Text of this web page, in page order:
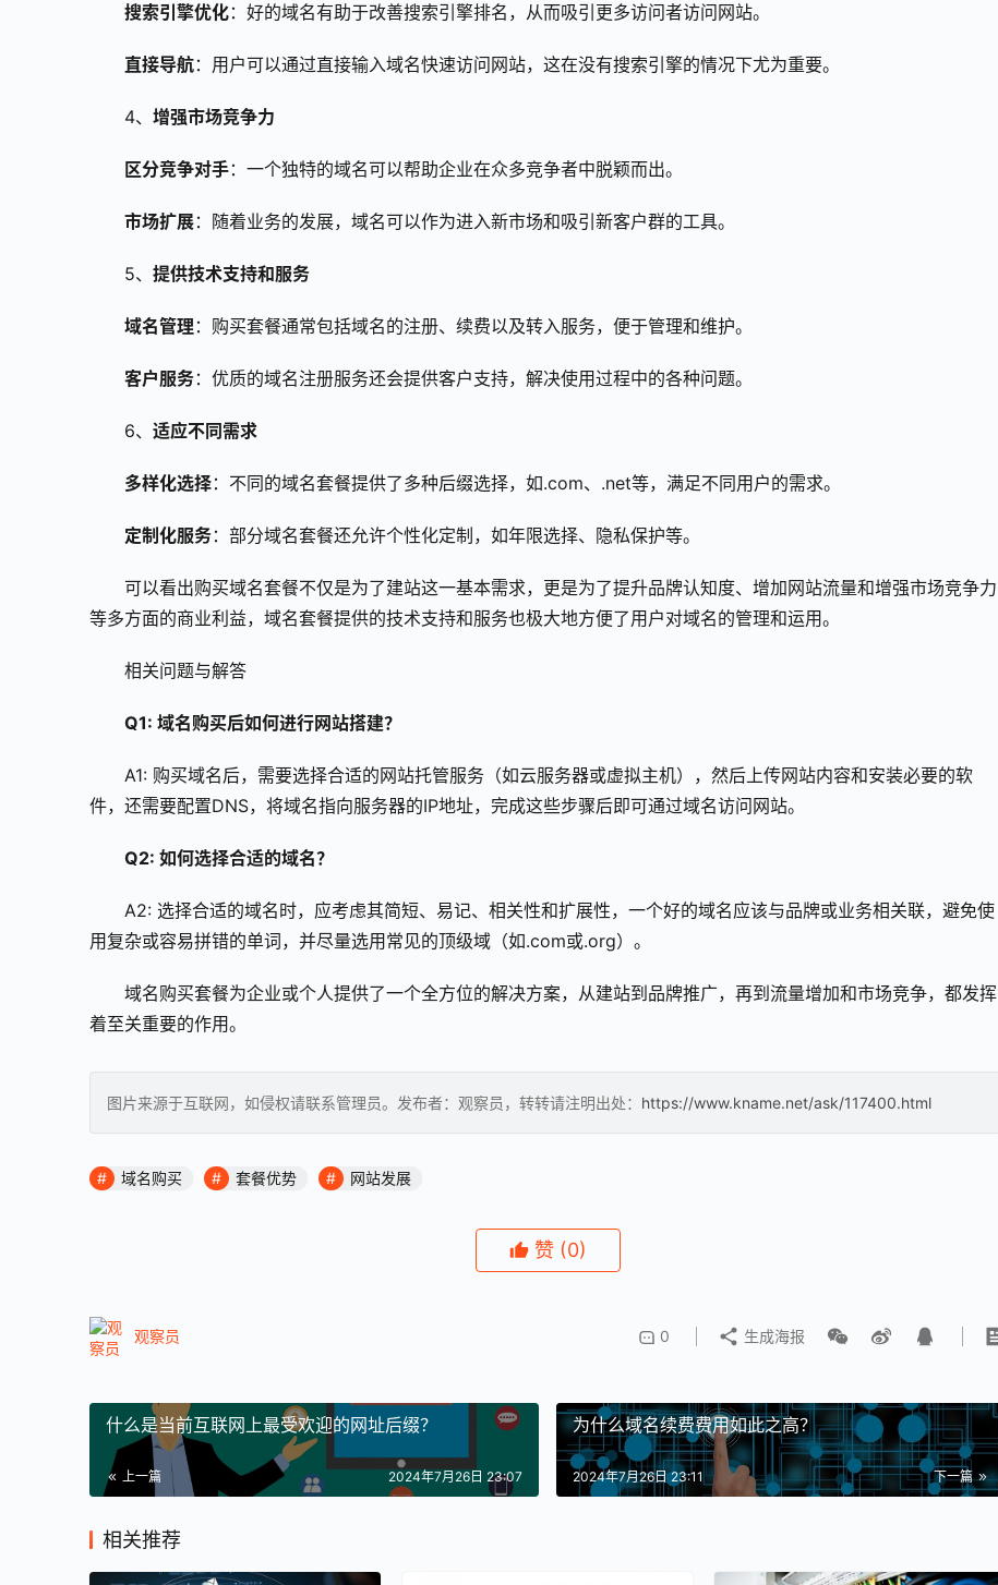
搜索引擎优化：好的域名有助于改善搜索引擎排名，从而吸引更多访问者访问网站。
直接导航：用户可以通过直接输入域名快速访问网站，这在没有搜索引擎的情况下尤为重要。
4、 增强市场竞争力
区分竞争对手：一个独特的域名可以帮助企业在众多竞争者中脱颖而出。
市场扩展：随着业务的发展，域名可以作为进入新市场和吸引新客户群的工具。
5、 提供技术支持和服务
域名管理 ：购买套餐通常包括域名的注册、续费以及转入服务，便于管理和维护。
客户服务：优质的域名注册服务还会提供客户支持，解决使用过程中的各种问题。
6、 适应不同需求
多样化选择：不同的域名套餐提供了多种后缀选择，如.com、.net等，满足不同用户的需求。
定制化服务：部分域名套餐还允许个性化定制，如年限选择、隐私保护等。
可以看出购买域名套餐不仅是为了建站这一基本需求，更是为了提升品牌认知度、增加网站流量和增强市场竞争力
等多方面的商业利益，域名套餐提供的技术支持和服务也极大地方便了用户对域名的管理和运用。
相关问题与解答
Q1: 域名购买后如何进行网站搭建？
A1: 购买域名后，需要选择合适的网站托管服务（如云服务器或虚拟主机），然后上传网站内容和安装必要的软
件，还需要配置DNS，将域名指向服务器的IP地址，完成这些步骤后即可通过域名访问网站。
Q2: 如何选择合适的域名？
A2: 选择合适的域名时，应考虑其简短、易记、相关性和扩展性，一个好的域名应该与品牌或业务相关联，避免使
用复杂或容易拼错的单词，并尽量选用常见的顶级域（如.com或.org）。
域名购买套餐为企业或个人提供了一个全方位的解决方案，从建站到品牌推广，再到流量增加和市场竞争，都发挥
着至关重要的作用。
图片来源于互联网，如侵权请联系管理员。发布者：观察员，转转请注明出处： https://www.kname.net/ask/117400.html
域名购买 套餐优势 网站发展
赞 (0)
观察员 0 生成海报
什么是当前互联网上最受欢迎的网址后缀？
上一篇 2024年7月26日 23:07
为什么域名续费费用如此之高？
下一篇
2024年7月26日 23:11
相关推荐